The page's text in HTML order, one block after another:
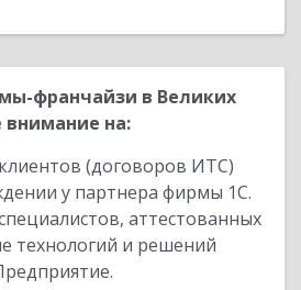
франчайзи в Великих
внимание на:
(договоров ИТС)
у партнера фирмы 1С.
аттестованных
технологий и решений